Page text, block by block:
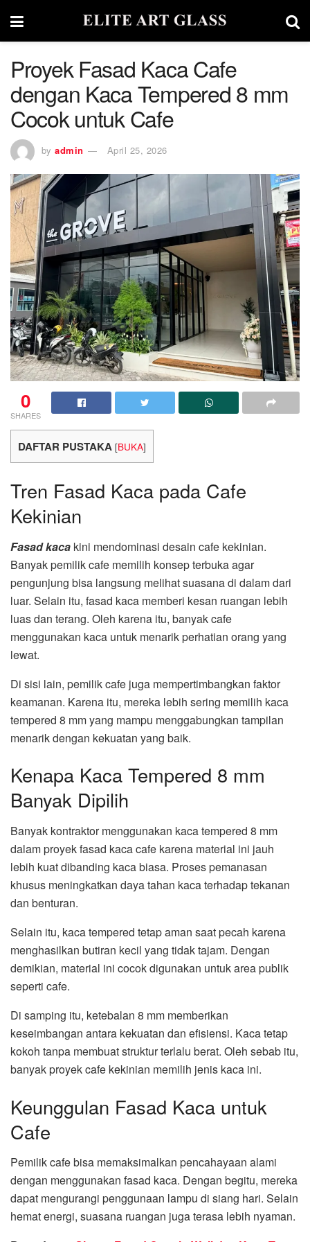
Proyek Fasad Kaca Cafe
dengan Kaca Tempered 8 mm
Cocok untuk Cafe
by admin April 25, 2026
0
SHARES
DAFTAR PUSTAKA [BUKA]
Tren Fasad Kaca pada Cafe
Kekinian
Fasad kaca kini mendominasi desain cafe kekinian.
Banyak pemilik cafe memilih konsep terbuka agar
pengunjung bisa langsung melihat suasana di dalam dari
luar. Selain itu, fasad kaca memberi kesan ruangan lebih
luas dan terang. Oleh karena itu, banyak cafe
menggunakan kaca untuk menarik perhatian orang yang
lewat.
Di sisi lain, pemilik cafe juga mempertimbangkan faktor
keamanan. Karena itu, mereka lebih sering memilih kaca
tempered 8 mm yang mampu menggabungkan tampilan
menarik dengan kekuatan yang baik.
Kenapa Kaca Tempered 8 mm
Banyak Dipilih
Banyak kontraktor menggunakan kaca tempered 8 mm
dalam proyek fasad kaca cafe karena material ini jauh
lebih kuat dibanding kaca biasa. Proses pemanasan
khusus meningkatkan daya tahan kaca terhadap tekanan
dan benturan.
Selain itu, kaca tempered tetap aman saat pecah karena
menghasilkan butiran kecil yang tidak tajam. Dengan
demikian, material ini cocok digunakan untuk area publik
seperti cafe.
Di samping itu, ketebalan 8 mm memberikan
keseimbangan antara kekuatan dan efisiensi. Kaca tetap
kokoh tanpa membuat struktur terlalu berat. Oleh sebab itu,
banyak proyek cafe kekinian memilih jenis kaca ini.
Keunggulan Fasad Kaca untuk
Cafe
Pemilik cafe bisa memaksimalkan pencahayaan alami
dengan menggunakan fasad kaca. Dengan begitu, mereka
dapat mengurangi penggunaan lampu di siang hari. Selain
hemat energi, suasana ruangan juga terasa lebih nyaman.